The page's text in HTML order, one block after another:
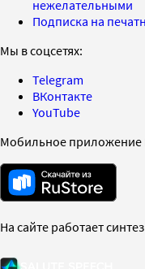
нежелательными
Подписка на
Мы в соцсетях:
Telegram
ВКонтакте
YouTube
Мобильное приложение
На сайте работает